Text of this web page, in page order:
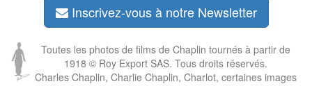
Inscrivez-vous à notre Newsletter
Toutes les photos de films de Chaplin tournés à partir de
1918 © Roy Export SAS. Tous droits réservés.
Charles Chaplin, Charlie Chaplin, Charlot, certaines images